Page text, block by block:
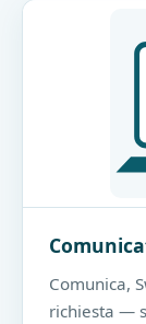
Comunica,
richiesta —